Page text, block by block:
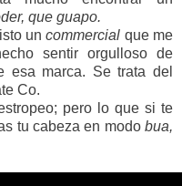
que guapo.
uncommercial que me
sentir orgulloso de
esa marca. Se trata del
Co.
pero lo que si te
tu cabeza en modo bua,